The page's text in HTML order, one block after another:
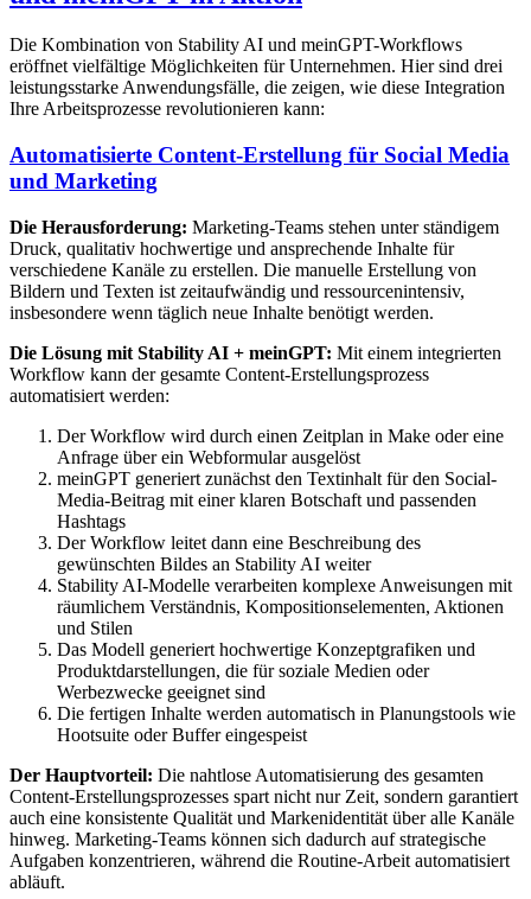
Die Kombination von Stability AI und meinGPT-Workflows
eröffnet vielfältige Möglichkeiten für Unternehmen. Hier sind drei
leistungsstarke Anwendungsfälle, die zeigen, wie diese Integration
Ihre Arbeitsprozesse revolutionieren kann:
Automatisierte Content-Erstellung für Social Media
und Marketing
Die Herausforderung: Marketing-Teams stehen unter ständigem
Druck, qualitativ hochwertige und ansprechende Inhalte für
verschiedene Kanäle zu erstellen. Die manuelle Erstellung von
Bildern und Texten ist zeitaufwändig und ressourcenintensiv,
insbesondere wenn täglich neue Inhalte benötigt werden.
Die Lösung mit Stability AI + meinGPT: Mit einem integrierten
Workflow kann der gesamte Content-Erstellungsprozess
automatisiert werden:
Der Workflow wird durch einen Zeitplan in Make oder eine
Anfrage über ein Webformular ausgelöst
meinGPT generiert zunächst den Textinhalt für den Social-
Media-Beitrag mit einer klaren Botschaft und passenden
Hashtags
Der Workflow leitet dann eine Beschreibung des
gewünschten Bildes an Stability AI weiter
Stability AI-Modelle verarbeiten komplexe Anweisungen mit
räumlichem Verständnis, Kompositionselementen, Aktionen
und Stilen
Das Modell generiert hochwertige Konzeptgrafiken und
Produktdarstellungen, die für soziale Medien oder
Werbezwecke geeignet sind
Die fertigen Inhalte werden automatisch in Planungstools wie
Hootsuite oder Buffer eingespeist
Der Hauptvorteil: Die nahtlose Automatisierung des gesamten
Content-Erstellungsprozesses spart nicht nur Zeit, sondern garantiert
auch eine konsistente Qualität und Markenidentität über alle Kanäle
hinweg. Marketing-Teams können sich dadurch auf strategische
Aufgaben konzentrieren, während die Routine-Arbeit automatisiert
abläuft.